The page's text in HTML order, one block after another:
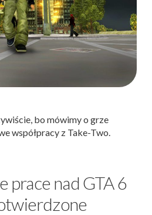
bo mówimy o grze
współpracy z Take-Two.
prace nad GTA 6